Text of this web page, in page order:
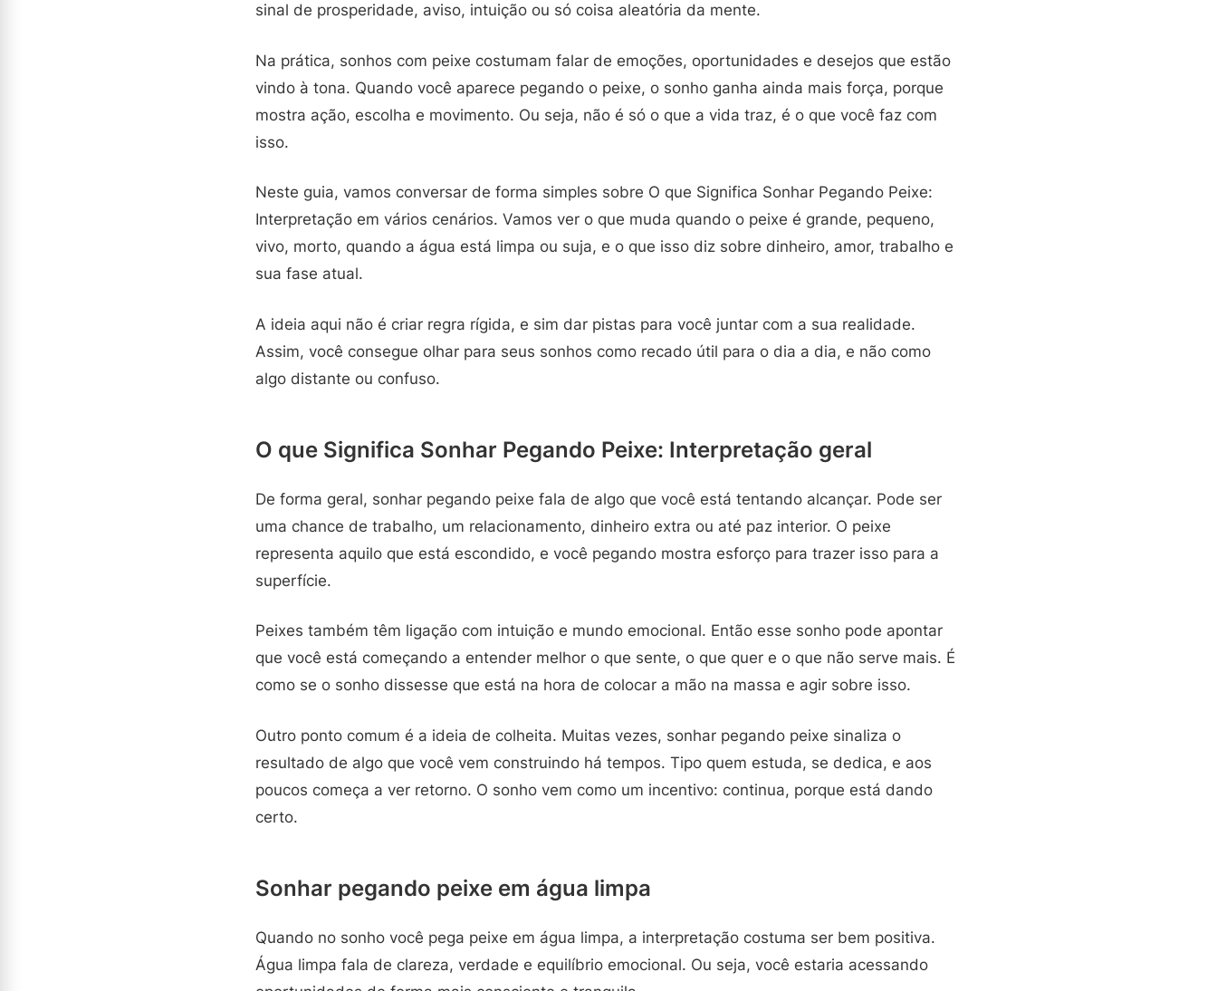
sinal de prosperidade, aviso, intuição ou só coisa aleatória da mente.
Na prática, sonhos com peixe costumam falar de emoções, oportunidades e desejos que estão
vindo à tona. Quando você aparece pegando o peixe, o sonho ganha ainda mais força, porque
mostra ação, escolha e movimento. Ou seja, não é só o que a vida traz, é o que você faz com
isso.
Neste guia, vamos conversar de forma simples sobre O que Significa Sonhar Pegando Peixe:
Interpretação em vários cenários. Vamos ver o que muda quando o peixe é grande, pequeno,
vivo, morto, quando a água está limpa ou suja, e o que isso diz sobre dinheiro, amor, trabalho e
sua fase atual.
A ideia aqui não é criar regra rígida, e sim dar pistas para você juntar com a sua realidade.
Assim, você consegue olhar para seus sonhos como recado útil para o dia a dia, e não como
algo distante ou confuso.
O que Significa Sonhar Pegando Peixe: Interpretação geral
De forma geral, sonhar pegando peixe fala de algo que você está tentando alcançar. Pode ser
uma chance de trabalho, um relacionamento, dinheiro extra ou até paz interior. O peixe
representa aquilo que está escondido, e você pegando mostra esforço para trazer isso para a
superfície.
Peixes também têm ligação com intuição e mundo emocional. Então esse sonho pode apontar
que você está começando a entender melhor o que sente, o que quer e o que não serve mais. É
como se o sonho dissesse que está na hora de colocar a mão na massa e agir sobre isso.
Outro ponto comum é a ideia de colheita. Muitas vezes, sonhar pegando peixe sinaliza o
resultado de algo que você vem construindo há tempos. Tipo quem estuda, se dedica, e aos
poucos começa a ver retorno. O sonho vem como um incentivo: continua, porque está dando
certo.
Sonhar pegando peixe em água limpa
Quando no sonho você pega peixe em água limpa, a interpretação costuma ser bem positiva.
Água limpa fala de clareza, verdade e equilíbrio emocional. Ou seja, você estaria acessando